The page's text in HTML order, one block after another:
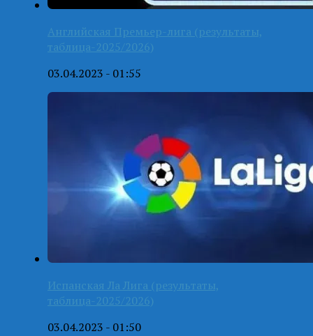
Английская Премьер-лига (результаты,
таблица-2025/2026)
03.04.2023 - 01:55
Испанская Ла Лига (результаты,
таблица-2025/2026)
03.04.2023 - 01:50